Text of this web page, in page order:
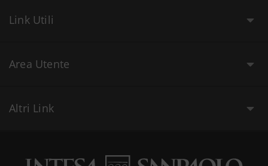
Link Utili
Area Utente
Altri Link